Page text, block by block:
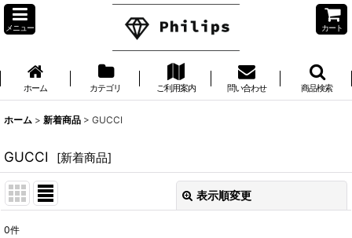
メニュー カート
ホーム カテゴリ ご利用案内 問い合わせ 商品検索
ホーム > 新着商品 > GUCCI
GUCCI [新着商品]
表示順変更
0件